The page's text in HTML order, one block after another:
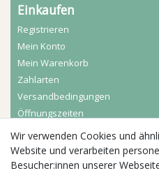
Einkaufen
Registrieren
Mein Konto
Mein Warenkorb
Zahlarten
Versandbedingungen
Öffnungszeiten
Aktuelles
Busgruppen
Wir verwenden Cookies und
Website und verarbeiten
Besucher:innen unserer